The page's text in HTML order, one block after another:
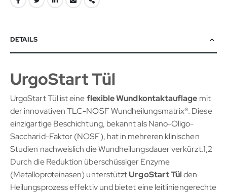
DETAILS
UrgoStart Tül
UrgoStart Tül ist eineflexible Wundkontaktauflage mit
der innovativen TLC-NOSF Wundheilungsmatrix®. Diese
einzigartige Beschichtung, bekannt als Nano-Oligo-
Saccharid-Faktor (NOSF), hat in mehreren klinischen
Studien nachweislich die Wundheilungsdauer verkürzt.1,2
Durch die Reduktion überschüssiger Enzyme
(Metalloproteinasen) unterstütztUrgoStart Tülden
Heilungsprozess effektiv und bietet eine leitliniengerechte